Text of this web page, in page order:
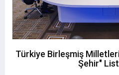
Türkiye Birleşmiş
Şehir"